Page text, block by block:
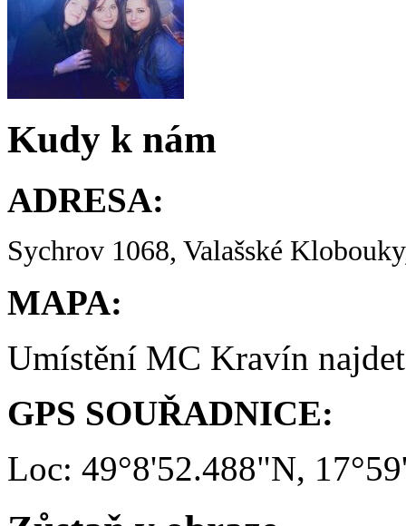
Kudy k nám
ADRESA:
Sychrov 1068, Valašské
MAPA:
Umístění MC Kravín
GPS SOUŘADNICE:
Loc: 49°8'52.488"N,